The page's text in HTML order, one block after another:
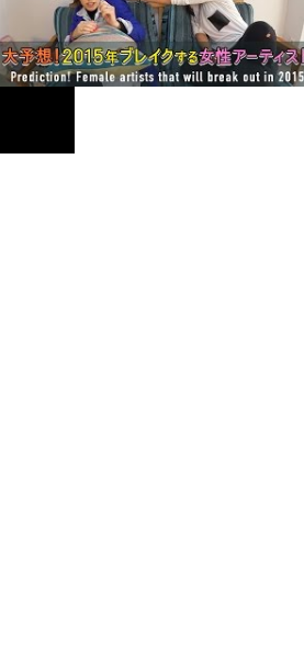
Junkoの邦楽ロック教室！FLiP